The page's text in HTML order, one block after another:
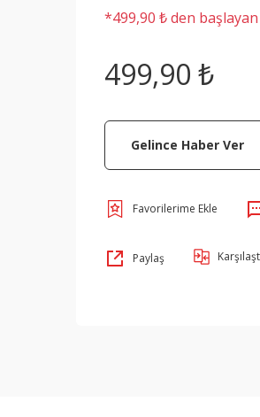
*499,90 ₺ den
499,90 ₺
Gelince Haber Ver
Paylaş